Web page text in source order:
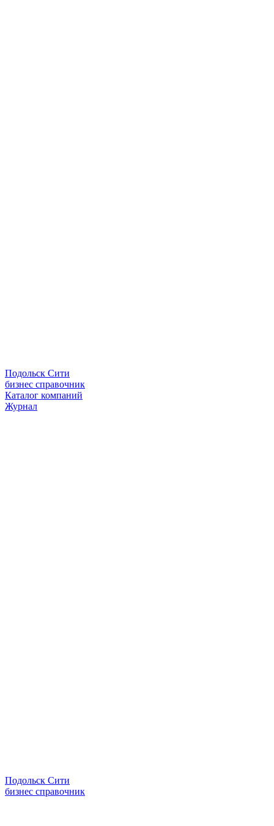
Подольск Сити
бизнес справочник
Каталог компаний
Журнал
Подольск Сити
бизнес справочник